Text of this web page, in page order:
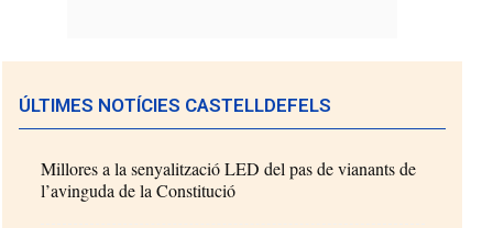
ÚLTIMES NOTÍCIES CASTELLDEFELS
Millores a la senyalització LED del pas de vianants de
l’avinguda de la Constitució